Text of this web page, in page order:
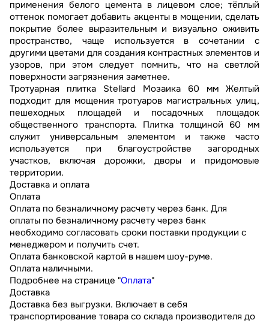
применения белого цемента в лицевом слое; тёплый
оттенок помогает добавить акценты в мощении, сделать
покрытие более выразительным и визуально оживить
пространство, чаще используется в сочетании с
другими цветами для создания контрастных элементов и
узоров, при этом следует помнить, что на светлой
поверхности загрязнения заметнее.
Тротуарная плитка Stellard Мозаика 60 мм Желтый
подходит для мощения тротуаров магистральных улиц,
пешеходных площадей и посадочных площадок
общественного транспорта. Плитка толщиной 60 мм
служит универсальным элементом и также часто
используется при благоустройстве загородных
участков, включая дорожки, дворы и придомовые
территории.
Доставка и оплата
Оплата
Оплата по безналичному расчету через банк. Для
оплаты по безналичному расчету через банк
необходимо согласовать сроки поставки продукции с
менеджером и получить счет.
Оплата банковской картой в нашем шоу-руме.
Оплата наличными.
Подробнее на странице "Оплата"
Доставка
Доставка без выгрузки. Включает в себя
транспортирование товара со склада производителя до